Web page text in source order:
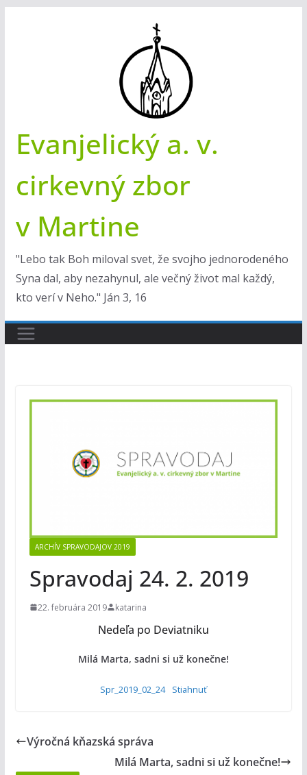
Evanjelický a. v.
cirkevný zbor
v Martine
"Lebo tak Boh miloval svet, že svojho jednorodeného
Syna dal, aby nezahynul, ale večný život mal každý,
kto verí v Neho." Ján 3, 16
ARCHÍV SPRAVODAJOV 2019
Spravodaj 24. 2. 2019
22. februára 2019 katarina
Nedeľa po Deviatniku
Milá Marta, sadni si už konečne!
Spr_2019_02_24 Stiahnuť
Výročná kňazská správa
Milá Marta, sadni si už konečne!